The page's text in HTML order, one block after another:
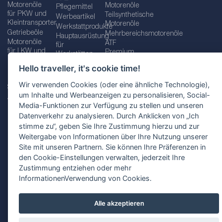
Hello traveller, it's cookie time!
Wir verwenden Cookies (oder eine ähnliche Technologie),
um Inhalte und Werbeanzeigen zu personalisieren, Social-
Media-Funktionen zur Verfügung zu stellen und unseren
Datenverkehr zu analysieren. Durch Anklicken von „Ich
stimme zu“, geben Sie Ihre Zustimmung hierzu und zur
Weitergabe von Informationen über Ihre Nutzung unserer
Site mit unseren Partnern. Sie können Ihre Präferenzen in
den Cookie-Einstellungen verwalten, jederzeit Ihre
Zustimmung entziehen oder mehr
InformationenVerwendung von Cookies.
Alle akzeptieren
Motorenöle
für PKW und
Kleintransporter
Getriebeöle
Motorenöle
für LKW und
Betriebs-
Serviceflüssigkeiten
Additive
Fette
Pflegemittel
Werbeartikel
Werkstattprodukte
Hauptausrüstung
für
Werkstätten
Schraubenschlüssel
und
Schraubenschlüsselsätze
Zusätzliche
Werkzeuge
für
Werkstätten
Motorenöle
Teilsynthetische
Motorenöle
Mehrbereichsmotorenöle
ATF
Premium
Öle für
Getriebeöle
Impressum AGB
Datenschutzbestimmungen Standortauswahl